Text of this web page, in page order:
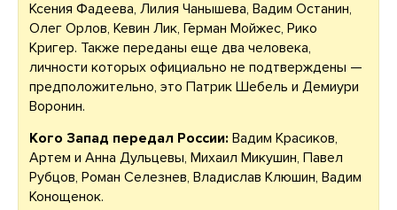
Ксения Фадеева, Лилия Чанышева, Вадим Останин,
Олег Орлов, Кевин Лик, Герман Мойжес, Рико
Кригер. Также переданы еще два человека,
личности которых официально не подтверждены —
предположительно, это Патрик Шебель и Демиури
Воронин.
Кого Запад передал России: Вадим Красиков,
Артем и Анна Дульцевы, Михаил Микушин, Павел
Рубцов, Роман Селезнев, Владислав Клюшин, Вадим
Конощенок.